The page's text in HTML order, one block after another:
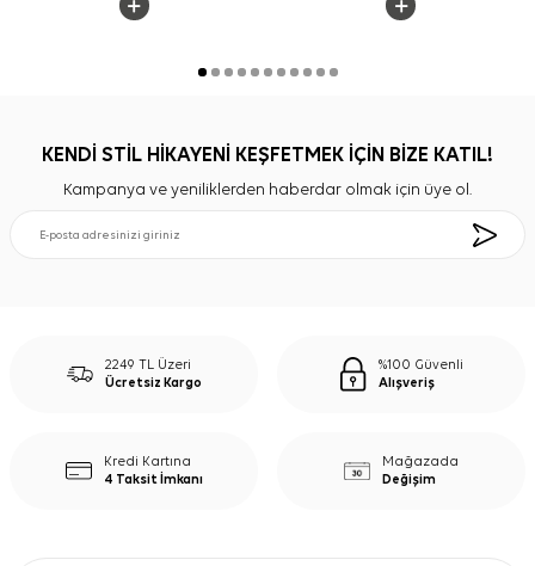
KENDİ STİL HİKAYENİ KEŞFETMEK İÇİN BİZE KATIL!
Kampanya ve yeniliklerden haberdar olmak için üye ol.
2249 TL Üzeri
Ücretsiz Kargo
%100 Güvenli
Alışveriş
Kredi Kartına
4 Taksit İmkanı
Mağazada
Değişim